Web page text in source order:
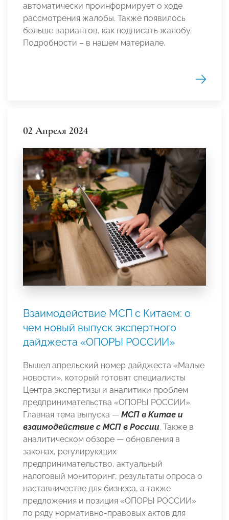
автоматически проинформирует о ходе
рассмотрения жалобы. Также появилось
больше вариантов, как подписать жалобу.
Подробности – в нашем материале.
02 Апреля 2024
Взаимодействие МСП с Китаем: о
чем новый выпуск экспертного
дайджеста «ОПОРЫ РОССИИ»
Вышел апрельский номер дайджеста «Малые
новости», который готовят специалисты
Центра экспертизы и аналитики проблем
предпринимательства «ОПОРЫ РОССИИ».
Главная тема выпуска — МСП в Китае и
взаимодействие с МСП в России. Также в
аналитическом обзоре — обновления в
законах, регулирующих
предпринимательство, актуальный
налоговый мониторинг, результаты опроса о
наставничестве для бизнеса, а также
предложения и позиция «ОПОРЫ РОССИИ»
по ряду нормативно-правовых актов для